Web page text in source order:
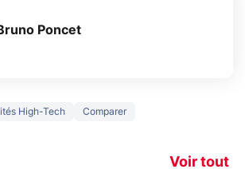
Poncet
High-Tech Comparer
Voir tout
de
Xbox !
navigation